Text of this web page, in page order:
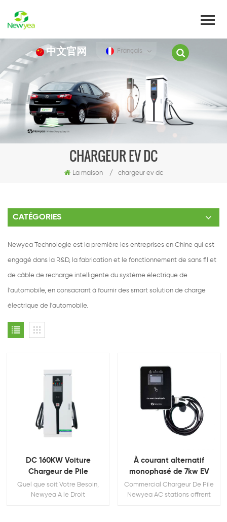
中文官网 Français
CHARGEUR EV DC
La maison / chargeur ev dc
CATÉGORIES
Newyea Technologie est la première les entreprises en Chine qui est
engagé dans la R&D, la fabrication et le fonctionnement de sans fil et
de câble de recharge intelligente du système électrique de
l'automobile, en consacrant à fournir des smart solution de charge
électrique de l'automobile.
DC 160KW Voiture
Chargeur de Pile
Quel que soit Votre Besoin,
Newyea A le Droit
À courant alternatif
monophasé de 7kw EV
Commercial Chargeur
Commercial Chargeur De Pile
Newyea AC stations offrent